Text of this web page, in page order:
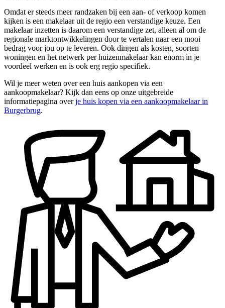
Omdat er steeds meer randzaken bij een aan- of verkoop komen
kijken is een makelaar uit de regio een verstandige keuze. Een
makelaar inzetten is daarom een verstandige zet, alleen al om de
regionale marktontwikkelingen door te vertalen naar een mooi
bedrag voor jou op te leveren. Ook dingen als kosten, soorten
woningen en het netwerk per huizenmakelaar kan enorm in je
voordeel werken en is ook erg regio specifiek.
Wil je meer weten over een huis aankopen via een
aankoopmakelaar? Kijk dan eens op onze uitgebreide
informatiepagina overje huis kopen via een aankoopmakelaar in
Burgerbrug.